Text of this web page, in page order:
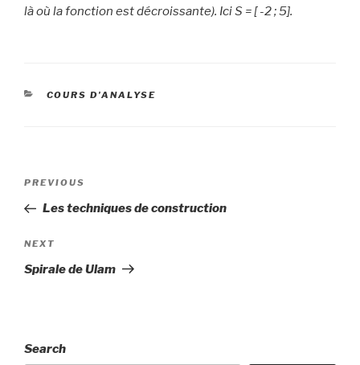
là où la fonction est décroissante). Ici S = [ -2 ; 5].
CATEGORIES
COURS D'ANALYSE
Previous
Post
PREVIOUS
Les techniques de construction
Next
Post
NEXT
Spirale de Ulam
Search